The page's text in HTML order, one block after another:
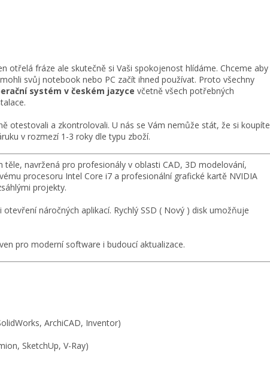
otřelá fráze ale skutečně si Vaši spokojenost hlídáme. Chceme aby
svůj notebook nebo PC začít ihned používat. Proto všechny
systém v českém jazyce včetně všech potřebných
otestovali a zkontrolovali. U nás se Vám nemůže stát, že si koupíte
v rozmezí 1-3 roky dle typu zboží.
navržená pro profesionály v oblasti CAD, 3D modelování,
procesoru Intel Core i7 a profesionální grafické kartě NVIDIA
projekty.
náročných aplikací. Rychlý SSD ( Nový ) disk umožňuje
pro moderní software i budoucí aktualizace.
ArchiCAD, Inventor)
SketchUp, V-Ray)